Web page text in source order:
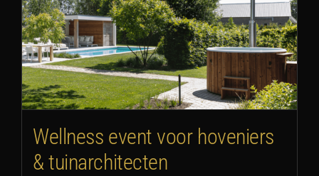
Wellness event voor hoveniers
& tuinarchitecten